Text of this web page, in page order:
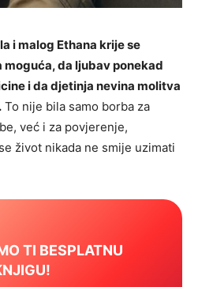
i malog Ethana krije se
da ljubav ponekad
i da djetinja nevina molitva
To nije bila samo borba za
već i za povjerenje,
život nikada ne smije uzimati
TI BESPLATNU